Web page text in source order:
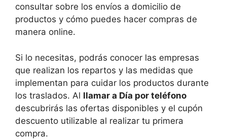
consultar sobre los envíos a domicilio de
productos y cómo puedes hacer compras de
manera online.
Si lo necesitas, podrás conocer las empresas
que realizan los repartos y las medidas que
implementan para cuidar los productos durante
los traslados. Al llamar a Día por teléfono
descubrirás las ofertas disponibles y el cupón
descuento utilizable al realizar tu primera
compra.